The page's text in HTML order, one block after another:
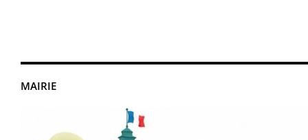
MAIRIE